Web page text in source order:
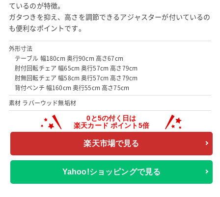
ているのが特徴。
ガタつきを抑え、高さを調節できるアジャスターが付いているの
も便利なポイントです。
外形寸法
テーブル 幅180cm 奥行90cm 高さ67cm
肘付回転チェア 幅65cm 奥行57cm 高さ79cm
肘無回転チェア 幅58cm 奥行57cm 高さ79cm
背付ベンチ 幅160cm 奥行55cm 高さ75cm
素材 ラバーウッド無垢材
楽天市場で見る
Yahoo!ショッピングで見る